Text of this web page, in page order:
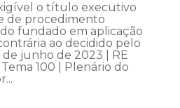
o título executivo
de procedimento
fundado em aplicação
ao decidido pelo
de junho de 2023 | RE
100 | Plenário do